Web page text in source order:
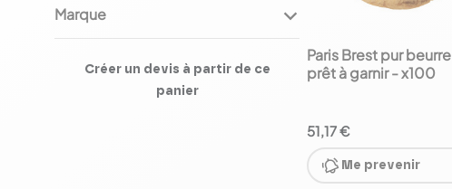
Marque
Créer un devis à partir de ce
panier
Paris Brest pur beurre
prêt à garnir - x100
51,17 €
Me prevenir